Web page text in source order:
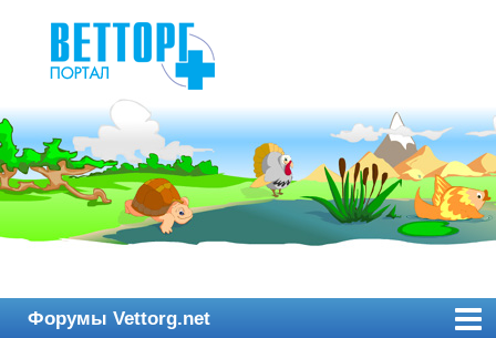
Форумы Vettorg.net